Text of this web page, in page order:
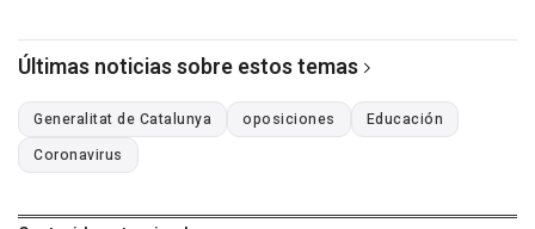
Últimas noticias sobre estos temas
Generalitat de Catalunya oposiciones
Educación
Coronavirus